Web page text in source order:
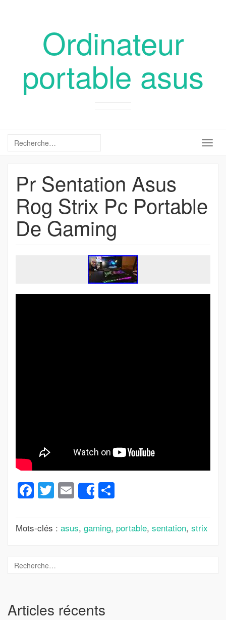
Ordinateur
portable asus
Pr Sentation Asus
Rog Strix Pc Portable
De Gaming
Facebook
Twitter
Email
Share
Mots-clés : asus, gaming, portable, sentation, strix
Articles récents